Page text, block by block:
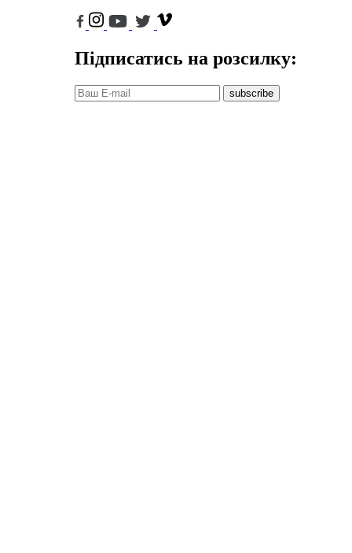
Підписатись на розсилку:
subscribe